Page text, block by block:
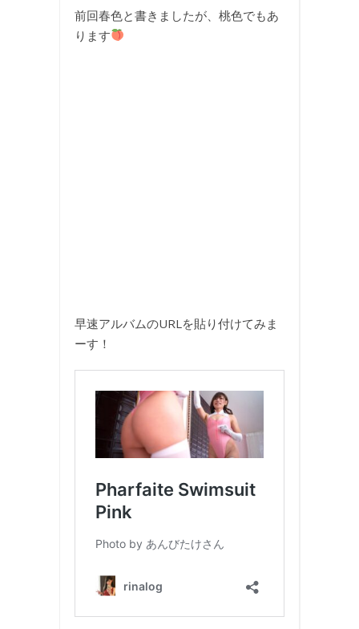
前回春色と書きましたが、桃色でもあ
ります
早速アルバムのURLを貼り付けてみま
ーす！